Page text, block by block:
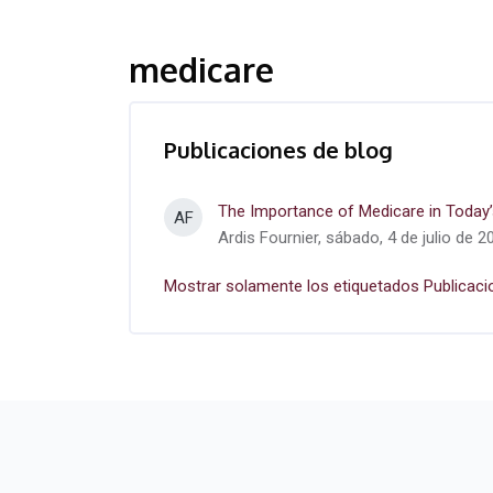
medicare
Publicaciones de blog
AF
The Importance of Medicare in
Ardis Fournier, sábado, 4 de julio de
Mostrar solamente los etiquetados